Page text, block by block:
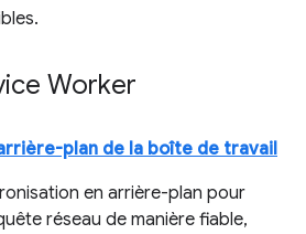
Worker
plan de la boîte de travail
en arrière-plan pour
réseau de manière fiable,